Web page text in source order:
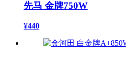
先马 金牌750W
¥440